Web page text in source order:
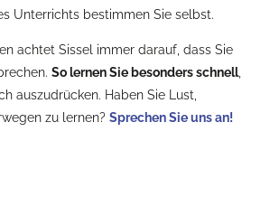
Unterrichts bestimmen Sie selbst.
achtet Sissel immer darauf, dass Sie
So lernen Sie besonders schnell,
auszudrücken. Haben Sie Lust,
zu lernen? Sprechen Sie uns an!